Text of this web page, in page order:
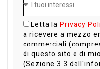
Letta la Privacy
a ricevere a mezzo
commerciali
di questo sito e di
(Sezione 3.3